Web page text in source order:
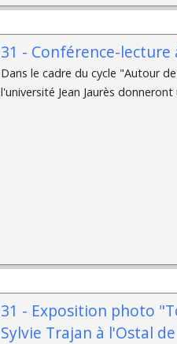
31 - Conférence-
Dans le cadre du cycle "Autour
l'université Jean Jaurès
31 - Exposition photo
Sylvie Trajan à l'Ostal